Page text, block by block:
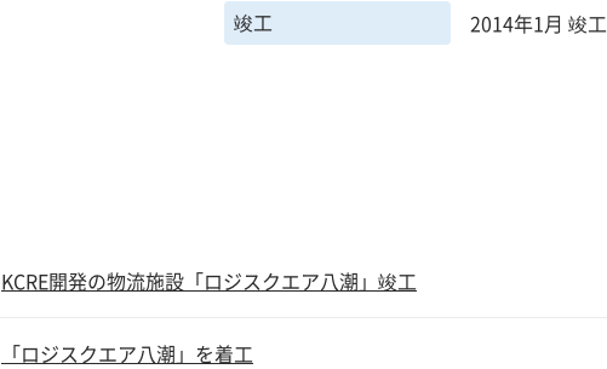
竣工
2014年1月 竣工
KCRE開発の物流施設「ロジスクエア八潮」竣工
「ロジスクエア八潮」を着工